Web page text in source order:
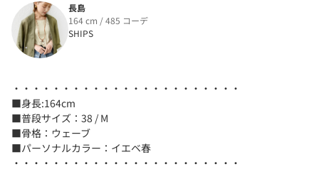
長島
164 cm / 485 コーデ
SHIPS
・・・・・・・・・・・・・・・・・・・・・・・
■身長:164cm
■普段サイズ：38 / M
■骨格：ウェーブ
■パーソナルカラー：イエベ春
・・・・・・・・・・・・・・・・・・・・・・・